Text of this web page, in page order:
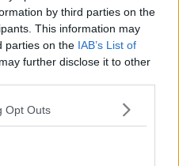
by third parties on the
This information may
parties on the IAB’s List of
further disclose it to other
Opt Outs